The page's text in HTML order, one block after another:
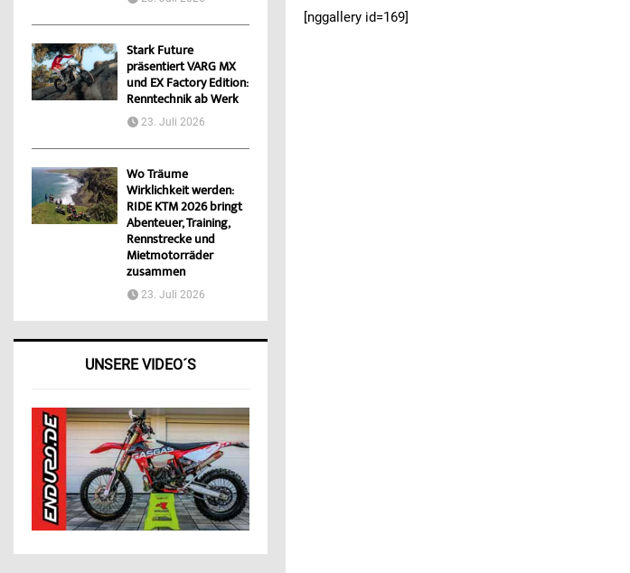
[nggallery id=169]
Stark Future
präsentiert VARG MX
und EX Factory Edition:
Renntechnik ab Werk
23. Juli 2026
Wo Träume
Wirklichkeit werden:
RIDE KTM 2026 bringt
Abenteuer, Training,
Rennstrecke und
Mietmotorräder
zusammen
23. Juli 2026
UNSERE VIDEO´S